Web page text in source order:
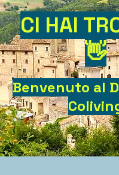
CI HAI
👋
Benvenuto al